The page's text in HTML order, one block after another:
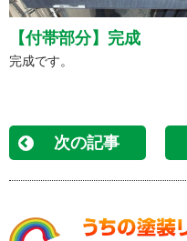
【付帯部分】完成
完成です。
次の記事